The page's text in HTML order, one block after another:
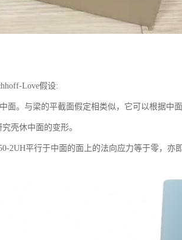
Love假设:
。与梁的平截面假定相类似，它可以根据中
壳休中面的变形。
2UH平行于中面的面上的法向应力等于零，亦